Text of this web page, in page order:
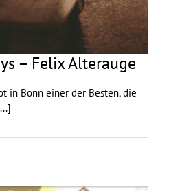
– Felix Alterauge
in Bonn einer der Besten, die